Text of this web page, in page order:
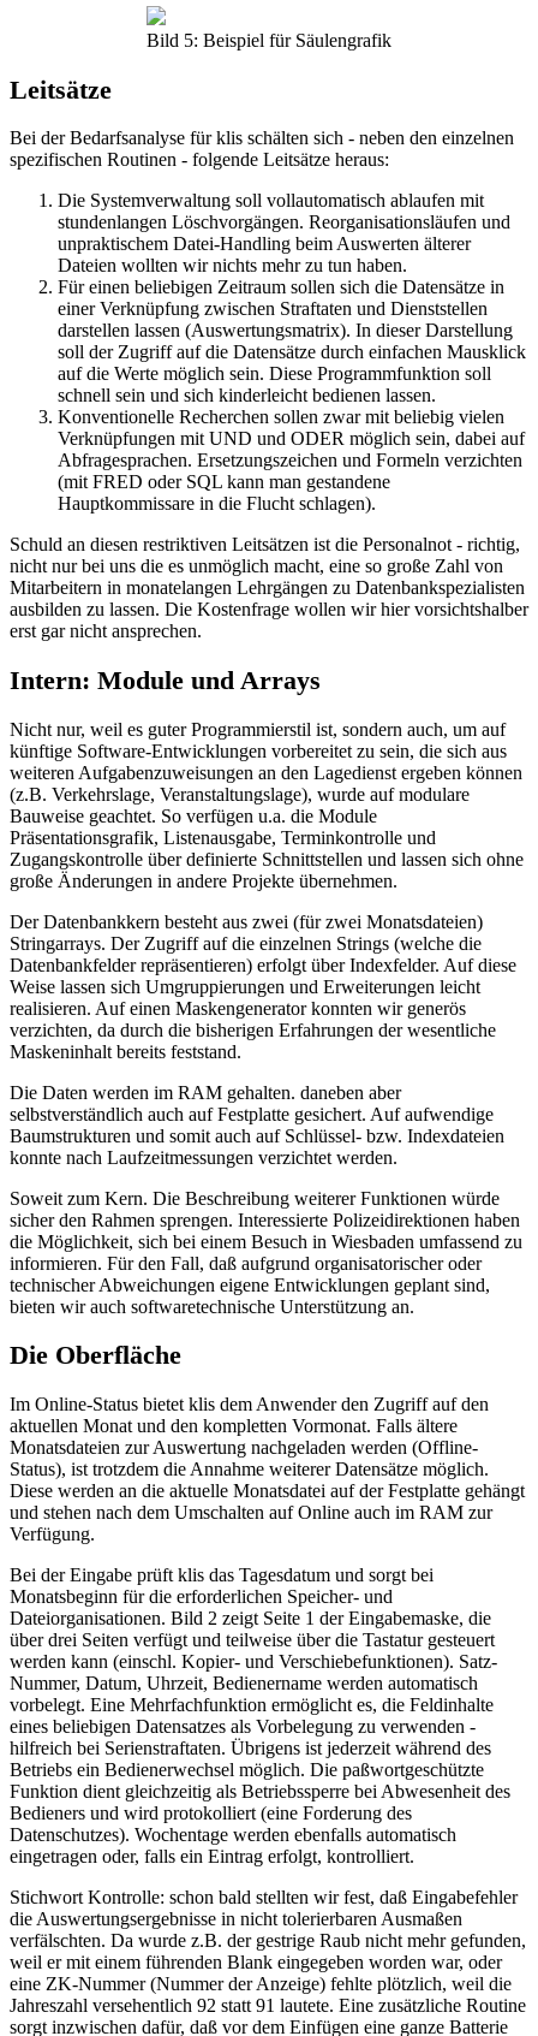
Bild 5: Beispiel für Säulengrafik
Leitsätze
Bei der Bedarfsanalyse für klis schälten sich - neben den einzelnen
spezifischen Routinen - folgende Leitsätze heraus:
Die Systemverwaltung soll vollautomatisch ablaufen mit
stundenlangen Löschvorgängen. Reorganisationsläufen und
unpraktischem Datei-Handling beim Auswerten älterer
Dateien wollten wir nichts mehr zu tun haben.
Für einen beliebigen Zeitraum sollen sich die Datensätze in
einer Verknüpfung zwischen Straftaten und Dienststellen
darstellen lassen (Auswertungsmatrix). In dieser Darstellung
soll der Zugriff auf die Datensätze durch einfachen Mausklick
auf die Werte möglich sein. Diese Programmfunktion soll
schnell sein und sich kinderleicht bedienen lassen.
Konventionelle Recherchen sollen zwar mit beliebig vielen
Verknüpfungen mit UND und ODER möglich sein, dabei auf
Abfragesprachen. Ersetzungszeichen und Formeln verzichten
(mit FRED oder SQL kann man gestandene
Hauptkommissare in die Flucht schlagen).
Schuld an diesen restriktiven Leitsätzen ist die Personalnot - richtig,
nicht nur bei uns die es unmöglich macht, eine so große Zahl von
Mitarbeitern in monatelangen Lehrgängen zu Datenbankspezialisten
ausbilden zu lassen. Die Kostenfrage wollen wir hier vorsichtshalber
erst gar nicht ansprechen.
Intern: Module und Arrays
Nicht nur, weil es guter Programmierstil ist, sondern auch, um auf
künftige Software-Entwicklungen vorbereitet zu sein, die sich aus
weiteren Aufgabenzuweisungen an den Lagedienst ergeben können
(z.B. Verkehrslage, Veranstaltungslage), wurde auf modulare
Bauweise geachtet. So verfügen u.a. die Module
Präsentationsgrafik, Listenausgabe, Terminkontrolle und
Zugangskontrolle über definierte Schnittstellen und lassen sich ohne
große Änderungen in andere Projekte übernehmen.
Der Datenbankkern besteht aus zwei (für zwei Monatsdateien)
Stringarrays. Der Zugriff auf die einzelnen Strings (welche die
Datenbankfelder repräsentieren) erfolgt über Indexfelder. Auf diese
Weise lassen sich Umgruppierungen und Erweiterungen leicht
realisieren. Auf einen Maskengenerator konnten wir generös
verzichten, da durch die bisherigen Erfahrungen der wesentliche
Maskeninhalt bereits feststand.
Die Daten werden im RAM gehalten. daneben aber
selbstverständlich auch auf Festplatte gesichert. Auf aufwendige
Baumstrukturen und somit auch auf Schlüssel- bzw. Indexdateien
konnte nach Laufzeitmessungen verzichtet werden.
Soweit zum Kern. Die Beschreibung weiterer Funktionen würde
sicher den Rahmen sprengen. Interessierte Polizeidirektionen haben
die Möglichkeit, sich bei einem Besuch in Wiesbaden umfassend zu
informieren. Für den Fall, daß aufgrund organisatorischer oder
technischer Abweichungen eigene Entwicklungen geplant sind,
bieten wir auch softwaretechnische Unterstützung an.
Die Oberfläche
Im Online-Status bietet klis dem Anwender den Zugriff auf den
aktuellen Monat und den kompletten Vormonat. Falls ältere
Monatsdateien zur Auswertung nachgeladen werden (Offline-
Status), ist trotzdem die Annahme weiterer Datensätze möglich.
Diese werden an die aktuelle Monatsdatei auf der Festplatte gehängt
und stehen nach dem Umschalten auf Online auch im RAM zur
Verfügung.
Bei der Eingabe prüft klis das Tagesdatum und sorgt bei
Monatsbeginn für die erforderlichen Speicher- und
Dateiorganisationen. Bild 2 zeigt Seite 1 der Eingabemaske, die
über drei Seiten verfügt und teilweise über die Tastatur gesteuert
werden kann (einschl. Kopier- und Verschiebefunktionen). Satz-
Nummer, Datum, Uhrzeit, Bedienername werden automatisch
vorbelegt. Eine Mehrfachfunktion ermöglicht es, die Feldinhalte
eines beliebigen Datensatzes als Vorbelegung zu verwenden -
hilfreich bei Serienstraftaten. Übrigens ist jederzeit während des
Betriebs ein Bedienerwechsel möglich. Die paßwortgeschützte
Funktion dient gleichzeitig als Betriebssperre bei Abwesenheit des
Bedieners und wird protokolliert (eine Forderung des
Datenschutzes). Wochentage werden ebenfalls automatisch
eingetragen oder, falls ein Eintrag erfolgt, kontrolliert.
Stichwort Kontrolle: schon bald stellten wir fest, daß Eingabefehler
die Auswertungsergebnisse in nicht tolerierbaren Ausmaßen
verfälschten. Da wurde z.B. der gestrige Raub nicht mehr gefunden,
weil er mit einem führenden Blank eingegeben worden war, oder
eine ZK-Nummer (Nummer der Anzeige) fehlte plötzlich, weil die
Jahreszahl versehentlich 92 statt 91 lautete. Eine zusätzliche Routine
sorgt inzwischen dafür, daß vor dem Einfügen eine ganze Batterie